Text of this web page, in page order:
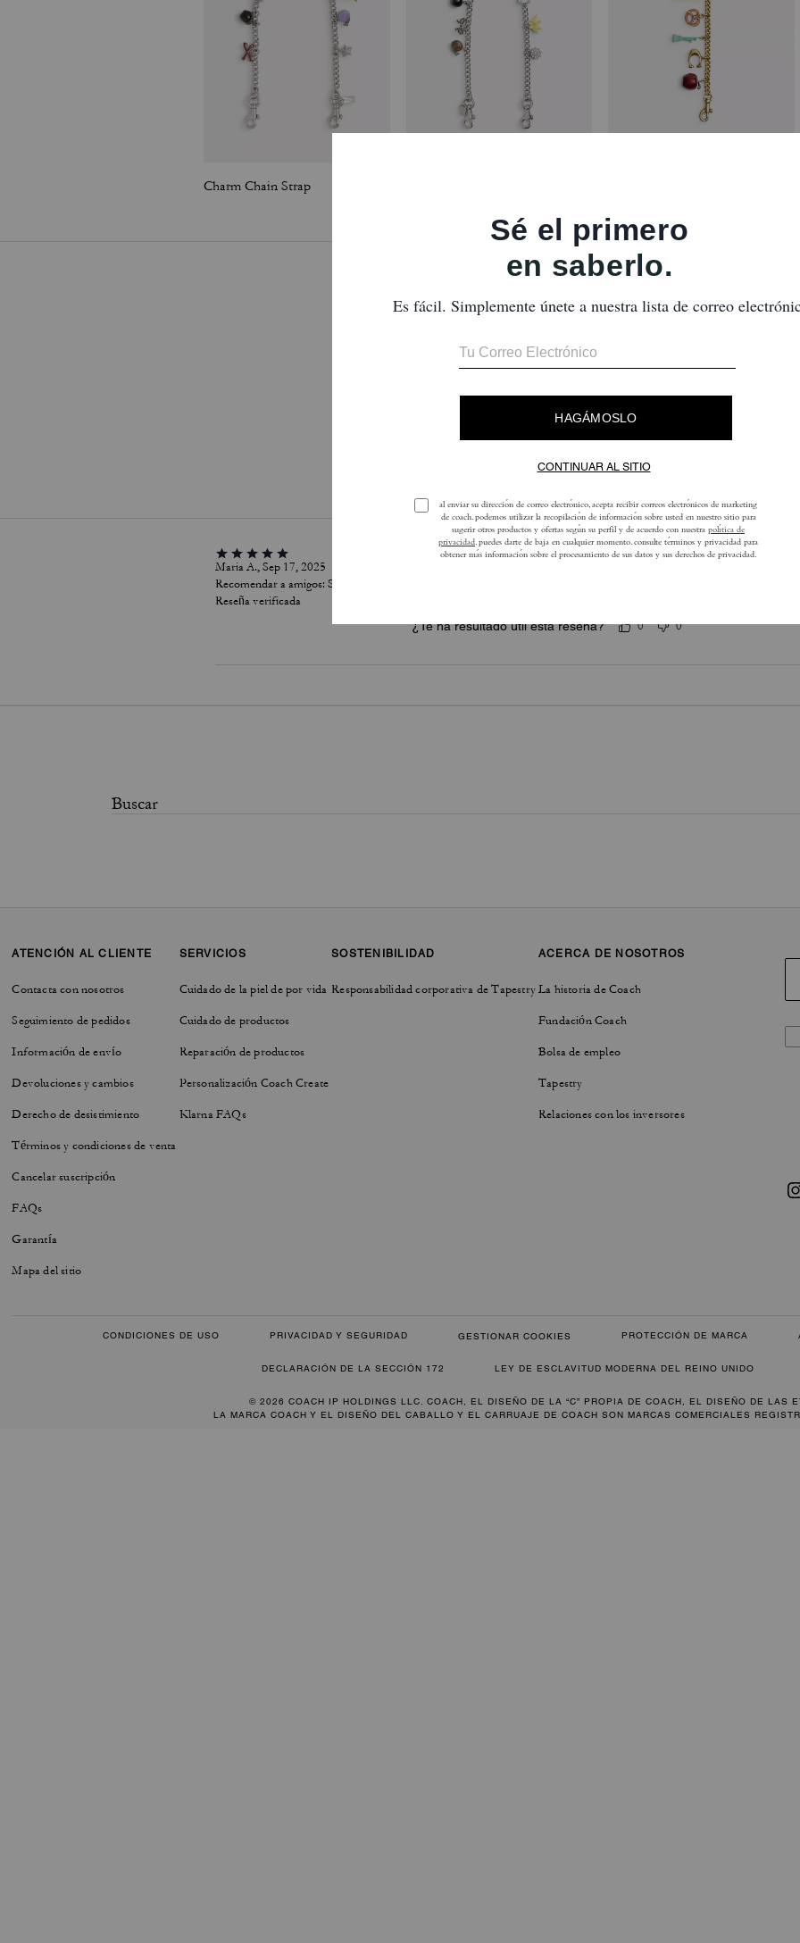
Charm Chain Strap
Reseñas
Maria A., Sep 17, 2025
Recomendar a amigos: Sí
Reseña verificada
Contenta
¿Te ha resultado útil esta reseña? 0 0
ATENCIÓN AL CLIENTE
Contacta con nosotros
Seguimiento de pedidos
Información de envío
Devoluciones y cambios
Derecho de desistimiento
Términos y condiciones de venta
Cancelar suscripción
FAQs
Garantía
Mapa del sitio
SERVICIOS
Cuidado de la piel de por vida
Cuidado de productos
Reparación de productos
Personalización Coach Create
Klarna FAQs
SOSTENIBILIDAD
Responsabilidad corporativa de Tapestry
ACERCA DE NOSOTROS
La historia de Coach
Fundación Coach
Bolsa de empleo
Tapestry
Relaciones con los inversores
CONDICIONES DE USO PRIVACIDAD Y SEGURIDAD GESTIONAR COOKIES PROTECCIÓN DE MARCA
DECLARACIÓN DE LA SECCIÓN 172 LEY DE ESCLAVITUD MODERNA DEL REINO UNIDO
© 2026 COACH IP HOLDINGS LLC. COACH, EL DISEÑO DE LA “C” PROPIA DE COACH, EL DISEÑO DE LAS
LA MARCA COACH Y EL DISEÑO DEL CABALLO Y EL CARRUAJE DE COACH SON MARCAS COMERCIALES